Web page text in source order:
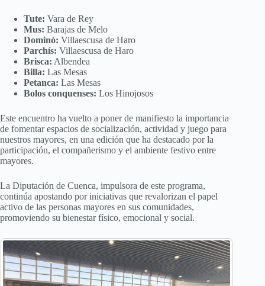
Tute: Vara de Rey
Mus: Barajas de Melo
Dominó: Villaescusa de Haro
Parchís: Villaescusa de Haro
Brisca: Albendea
Billa: Las Mesas
Petanca: Las Mesas
Bolos conquenses: Los Hinojosos
Este encuentro ha vuelto a poner de manifiesto la importancia
de fomentar espacios de socialización, actividad y juego para
nuestros mayores, en una edición que ha destacado por la
participación, el compañerismo y el ambiente festivo entre
mayores.
La Diputación de Cuenca, impulsora de este programa,
continúa apostando por iniciativas que revalorizan el papel
activo de las personas mayores en sus comunidades,
promoviendo su bienestar físico, emocional y social.